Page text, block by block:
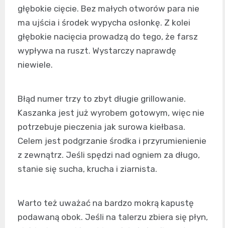
głębokie cięcie. Bez małych otworów para nie
ma ujścia i środek wypycha osłonkę. Z kolei
głębokie nacięcia prowadzą do tego, że farsz
wypływa na ruszt. Wystarczy naprawdę
niewiele.
Błąd numer trzy to zbyt długie grillowanie.
Kaszanka jest już wyrobem gotowym, więc nie
potrzebuje pieczenia jak surowa kiełbasa.
Celem jest podgrzanie środka i przyrumienienie
z zewnątrz. Jeśli spędzi nad ogniem za długo,
stanie się sucha, krucha i ziarnista.
Warto też uważać na bardzo mokrą kapustę
podawaną obok. Jeśli na talerzu zbiera się płyn,